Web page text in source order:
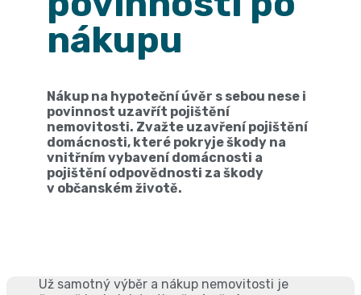
nákupu
Nákup na hypoteční úvěr s sebou nese i
povinnost uzavřít pojištění
nemovitosti. Zvažte uzavření pojištění
domácnosti, které pokryje škody na
vnitřním vybavení domácnosti a
pojištění odpovědnosti za škody
v občanském životě.
Už samotný výběr a nákup nemovitosti je